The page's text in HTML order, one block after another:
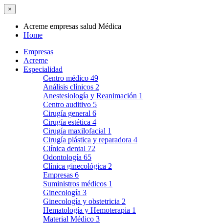
×
Acreme empresas salud Médica
Home
Empresas
Acreme
Especialidad
Centro médico 49
Análisis clínicos 2
Anestesiología y Reanimación 1
Centro auditivo 5
Cirugía general 6
Cirugía estética 4
Cirugía maxilofacial 1
Cirugía plástica y reparadora 4
Clínica dental 72
Odontología 65
Clínica ginecológica 2
Empresas 6
Suministros médicos 1
Ginecología 3
Ginecología y obstetricia 2
Hematología y Hemoterapia 1
Material Médico 3